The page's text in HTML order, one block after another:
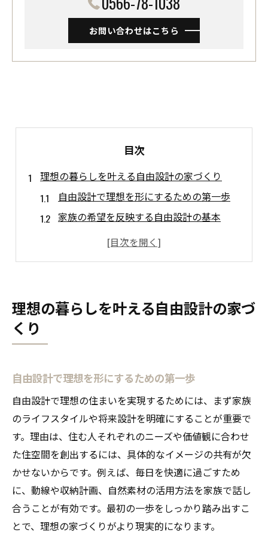
お問い合わせはこちら
目次
理想の暮らしを叶える自由設計の家づくり
自由設計で理想を形にするための第一歩
家族の希望を反映する自由設計の基本
自由設計で叶える快適な住空間の工夫
自由設計ならではの間取り自由度を活用
自然素材と自由設計が生む快適な住まい
快適な住まいを支える自然素材の役割
自由設計で実現する健康的な空間作り
自然素材住宅で得られる心地よさの理由
自由設計だから叶う自然素材の活かし方
家族の未来に寄り添う自由設計の魅力とは
自由設計が家族の成長に合わせて変化
家族構成に寄り添う自由設計の工夫点
将来のライフスタイルに応じた設計提案
理想の暮らしを叶える自由設計の家づ
くり
自由設計で理想を形にするための第一歩
自由設計で理想の住まいを実現するためには、まず家族
のライフスタイルや将来設計を明確にすることが重要で
す。理由は、住む人それぞれのニーズや価値観に合わせ
た住空間を創出するには、具体的なイメージの共有が欠
かせないからです。例えば、毎日を快適に過ごすため
に、動線や収納計画、自然素材の活用方法を家族で話し
合うことが有効です。最初の一歩をしっかり踏み出すこ
とで、理想の家づくりがより現実的になります。